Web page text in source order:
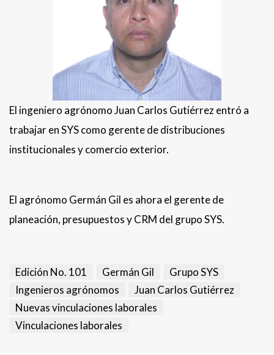
El ingeniero agrónomo Juan Carlos Gutiérrez entró a
trabajar en SYS como gerente de distribuciones
institucionales y comercio exterior.
El agrónomo Germán Gil es ahora el gerente de
planeación, presupuestos y CRM del grupo SYS.
Edición No. 101 Germán Gil
Grupo SYS
Ingenieros agrónomos
Juan Carlos Gutiérrez
Nuevas vinculaciones laborales
Vinculaciones laborales